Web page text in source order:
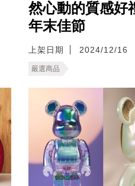
然心動的質感好
年末佳節
上架日期 2024/12/16
嚴選商品